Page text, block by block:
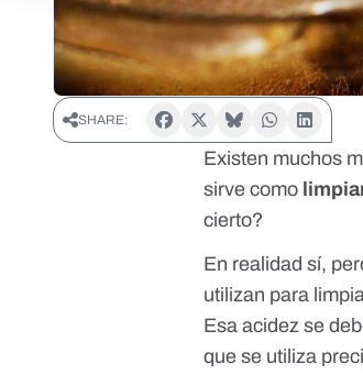
SHARE:
Existen muchos
sirve como
cierto?
En realidad sí,
utilizan para
Esa acidez se
quese utiliza